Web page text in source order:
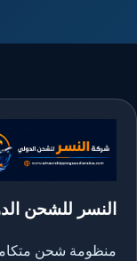
النسر للشحن
منظومة شحن